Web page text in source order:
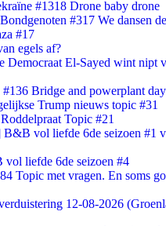
#1318 Drone baby drone
#317 We dansen
#17
egels af?
Democraat El-Sayed wint nipt
Bridge and powerplant
Trump nieuws topic #31
Topic #21
B&B vol liefde 6de seizoen #1
liefde 6de seizoen #4
Topic met vragen. En soms
12-08-2026